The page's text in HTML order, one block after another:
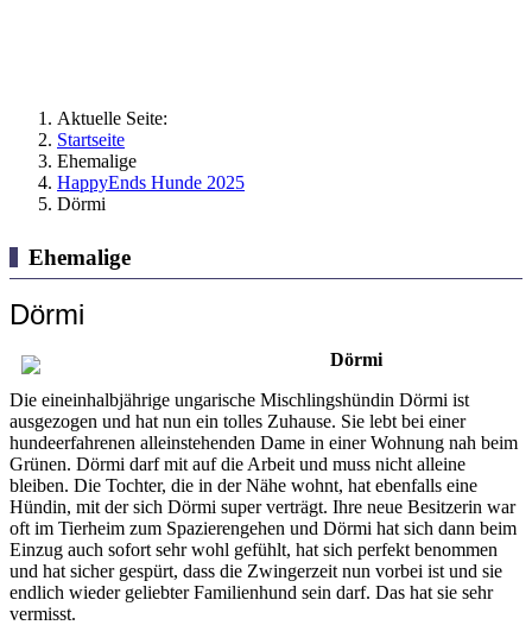
Aktuelle Seite:
Startseite
Ehemalige
HappyEnds Hunde 2025
Dörmi
Ehemalige
Dörmi
Dörmi
Die eineinhalbjährige ungarische Mischlingshündin Dörmi ist
ausgezogen und hat nun ein tolles Zuhause. Sie lebt bei einer
hundeerfahrenen alleinstehenden Dame in einer Wohnung nah beim
Grünen. Dörmi darf mit auf die Arbeit und muss nicht alleine
bleiben. Die Tochter, die in der Nähe wohnt, hat ebenfalls eine
Hündin, mit der sich Dörmi super verträgt. Ihre neue Besitzerin war
oft im Tierheim zum Spazierengehen und Dörmi hat sich dann beim
Einzug auch sofort sehr wohl gefühlt, hat sich perfekt benommen
und hat sicher gespürt, dass die Zwingerzeit nun vorbei ist und sie
endlich wieder geliebter Familienhund sein darf. Das hat sie sehr
vermisst.